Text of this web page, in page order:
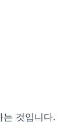
것입니다.